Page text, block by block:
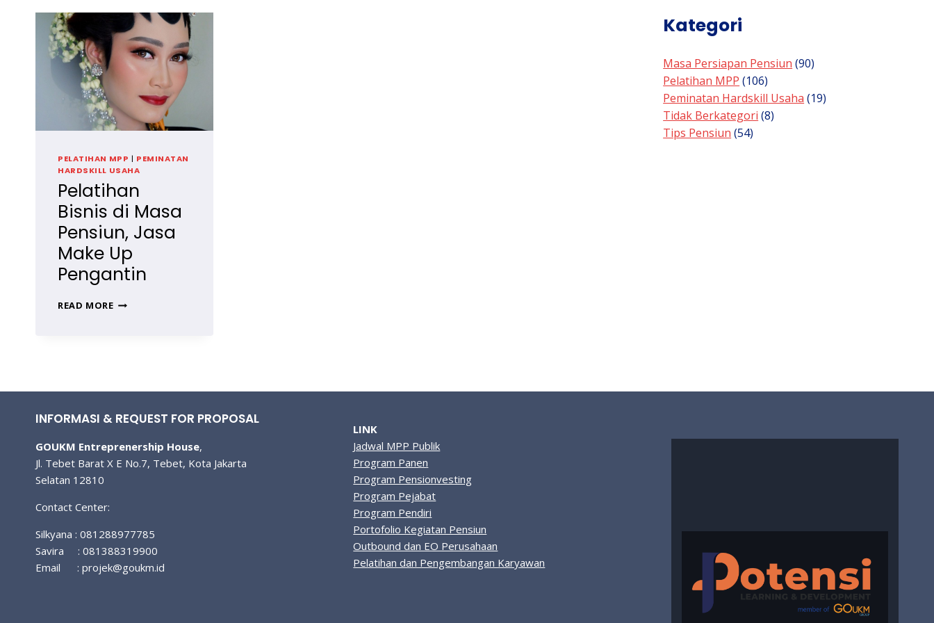
PELATIHAN MPP | PEMINATAN
HARDSKILL USAHA
Pelatihan
Bisnis di Masa
Pensiun, Jasa
Make Up
Pengantin
READ MOREPELATIHAN
PENGANTIN
Kategori
Masa Persiapan Pensiun (90)
Pelatihan MPP (106)
Peminatan Hardskill Usaha (19)
Tidak Berkategori (8)
Tips Pensiun (54)
INFORMASI & REQUEST FOR PROPOSAL
GOUKM Entreprenership House,
Jl. Tebet Barat X E No.7, Tebet, Kota Jakarta
Selatan 12810
Contact Center:
Silkyana : 081288977785
Savira : 081388319900
Email : projek@goukm.id
LINK
Jadwal MPP Publik
Program Panen
Program Pensionvesting
Program Pejabat
Program Pendiri
Portofolio Kegiatan Pensiun
Outbound dan EO Perusahaan
Pelatihan dan Pengembangan Karyawan